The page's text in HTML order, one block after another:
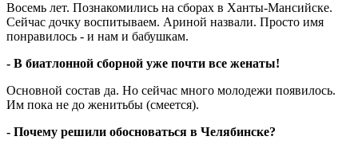
Восемь лет. Познакомились на сборах в Ханты-Мансийске.
Сейчас дочку воспитываем. Ариной назвали. Просто имя
понравилось - и нам и бабушкам.
- В биатлонной сборной уже почти все женаты!
Основной состав да. Но сейчас много молодежи появилось.
Им пока не до женитьбы (смеется).
- Почему решили обосноваться в Челябинске?